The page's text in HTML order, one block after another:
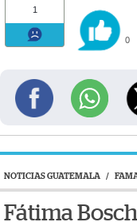
1
0
NOTICIAS GUATEMALA /
Fátima